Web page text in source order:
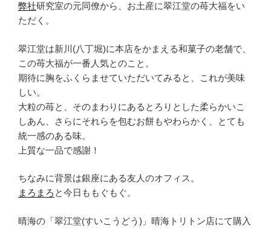
弊社研究室の元同僚から、お土産に翠江堂の苺大福をい
ただく。
翠江堂は新川(八丁堀)に本店をかまえる和菓子の老舗で、
この苺大福が一番人気とのこと。
期待に胸をふくらませていただいてみると、これが美味
しい。
大粒の苺と、そのまわりにあるとろりとした柔らかいこ
しあん、さらにそれらを包むお餅もやわらかく、とても
統一感のある味。
上質な一品で感謝！
ちなみに背景は銀座にある友人のオフィス。
まろまろ と今日ももぐもぐ。
晴海の「翠江堂(すいこうどう)」晴海トリトン店にて購入